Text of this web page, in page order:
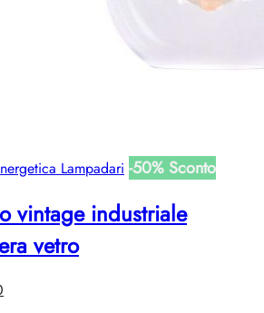
-50%Sconto
vintage industriale
vetro